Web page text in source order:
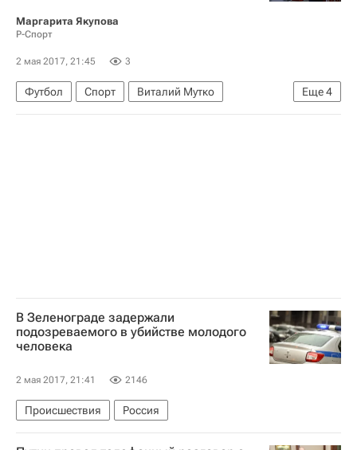
Кубок России по футболу
Локомотив (Москва)
Маргарита Якупова
Р-Спорт
2 мая 2017, 21:45 3
Еще4
Футбол Спорт
Виталий Мутко
Финал Кубка России - 2016/2017 по футболу между "Локомотивом" и "Уралом" в Сочи
В Зеленограде задержали
подозреваемого в убийстве молодого
человека
2 мая 2017, 21:41 2146
Происшествия Россия